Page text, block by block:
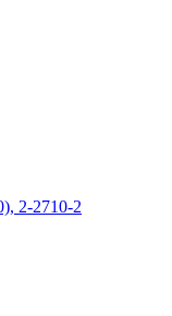
2-2710-2